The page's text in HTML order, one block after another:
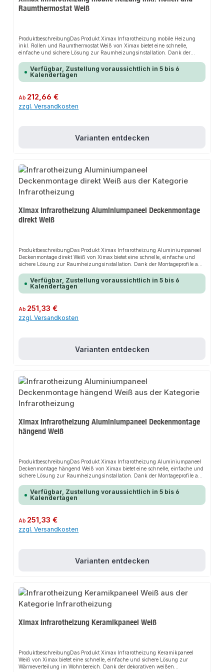
Raumthermostat Weiß
ProduktbeschreibungDas Produkt Ximax Infrarotheizung mobile Heizung
inkl. Rollen und Raumthermostat Weiß von Ximax bietet eine schnelle,
einfache und sichere Lösung zur Raumheizungsinstallation. Dank der
perfekten Halt und passt sich flexibel an verschiedene Raumtypen an. Das
robuste Design und die einfache Montage machen dieses Produkt zu einer
zuverlässigen Wahl für jede Installation. Die Halterungen sind flexibel
Montage an die Wand. Der eingebaute digitale Raumthermostat mit
Temperaturfühler ermöglicht eine präzise Einstellung der gewünschten
Raumtemperatur.EigenschaftenEnergiesparendRobuste BauweiseEinfache
unserem Sortiment finden Sie auch passende Zubehörteile sowie weitere
Verfügbar, Zustellung voraussichtlich in 5 bis 6
Kalendertagen
Regulärer Preis:
Ab 212,66 €
zzgl. Versandkosten
Varianten entdecken
Ximax Infrarotheizung Aluminiumpaneel Deckenmontage
direkt Weiß
ProduktbeschreibungDas Produkt Ximax Infrarotheizung Aluminiumpaneel
Deckenmontage direkt Weiß von Ximax bietet eine schnelle, einfache und
sichere Lösung zur Raumheizungsinstallation. Dank der Montageprofile auf
verschiedene Raumtypen an. Das robuste Design und die einfache Montage
machen dieses Produkt zu einer zuverlässigen Wahl für jede Installation. Die
Infrarotheizung ist ideal für Badezimmer, Wohn- oder Schlafzimmer
MontageMontageprofile auf der
RückseiteAnwendungsbereicheBadezimmerWohnräumeSchlafzimmerProduk
tdatenMaterial: AluminiumFarbe: WeißAnschluss: SteckdoseIn unserem
Verfügbar, Zustellung voraussichtlich in 5 bis 6
Kalendertagen
Regulärer Preis:
Ab 251,33 €
zzgl. Versandkosten
Varianten entdecken
Ximax Infrarotheizung Aluminiumpaneel Deckenmontage
hängend Weiß
ProduktbeschreibungDas Produkt Ximax Infrarotheizung Aluminiumpaneel
Deckenmontage hängend Weiß von Ximax bietet eine schnelle, einfache und
sichere Lösung zur Raumheizungsinstallation. Dank der Montageprofile auf
verschiedene Raumtypen an. Das robuste Design und die einfache Montage
machen dieses Produkt zu einer zuverlässigen Wahl für jede Installation. Die
Infrarotheizung ist ideal für Badezimmer, Wohn- oder Schlafzimmer
MontageMontageprofile auf der
RückseiteAnwendungsbereicheBadezimmerWohnräumeSchlafzimmerProduk
tdatenMaterial: AluminiumFarbe: WeißAnschluss: SteckdoseIn unserem
Verfügbar, Zustellung voraussichtlich in 5 bis 6
Kalendertagen
Regulärer Preis:
Ab 251,33 €
zzgl. Versandkosten
Varianten entdecken
Ximax Infrarotheizung Keramikpaneel Weiß
ProduktbeschreibungDas Produkt Ximax Infrarotheizung Keramikpaneel
Weiß von Ximax bietet eine schnelle, einfache und sichere Lösung zur
Wärmeverteilung im Wohnbereich. Dank der dekorativen weißen